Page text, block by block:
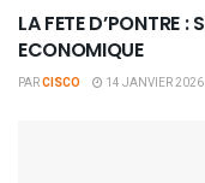
LA FETE D’PONTRE
ECONOMIQUE
PARCISCO 14 JANVIER 2026